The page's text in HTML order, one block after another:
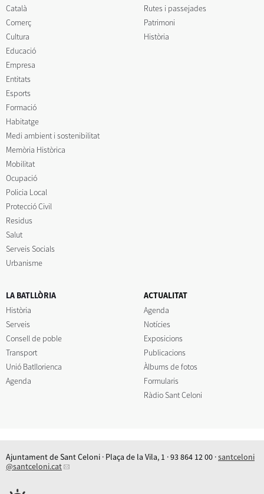
Català
Comerç
Cultura
Educació
Empresa
Entitats
Esports
Formació
Habitatge
Medi ambient i sostenibilitat
Memòria Històrica
Mobilitat
Ocupació
Policia Local
Protecció Civil
Residus
Salut
Serveis Socials
Urbanisme
Rutes i passejades
Patrimoni
Història
LA BATLLÒRIA
Història
Serveis
Consell de poble
Transport
Unió Batllorienca
Agenda
ACTUALITAT
Agenda
Notícies
Exposicions
Publicacions
Àlbums de fotos
Formularis
Ràdio Sant Celoni
Ajuntament de Sant Celoni · Plaça de la Vila, 1 · 93 864 12 00 ·santceloni
@santceloni.cat